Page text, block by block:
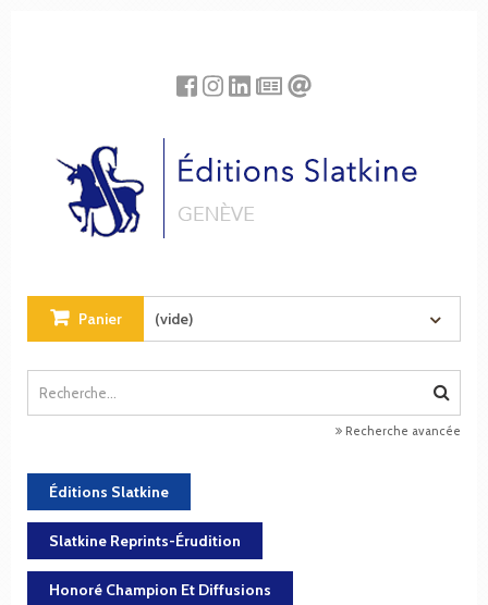
Panier (vide)
Recherche avancée
Éditions Slatkine
Slatkine Reprints-Érudition
Honoré Champion Et Diffusions